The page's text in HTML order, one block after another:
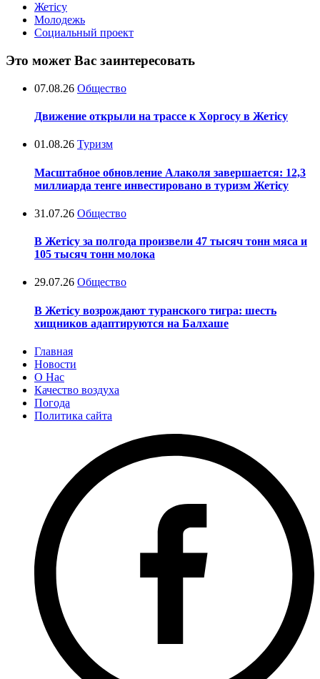
Жетісу
Молодежь
Социальный проект
Это может Вас заинтересовать
07.08.26 Общество
Движение открыли на трассе к Хоргосу в Жетісу
01.08.26 Туризм
Масштабное обновление Алаколя завершается: 12,3
миллиарда тенге инвестировано в туризм Жетісу
31.07.26 Общество
В Жетісу за полгода произвели 47 тысяч тонн мяса и
105 тысяч тонн молока
29.07.26 Общество
В Жетісу возрождают туранского тигра: шесть
хищников адаптируются на Балхаше
Главная
Новости
О Нас
Качество воздуха
Погода
Политика сайта